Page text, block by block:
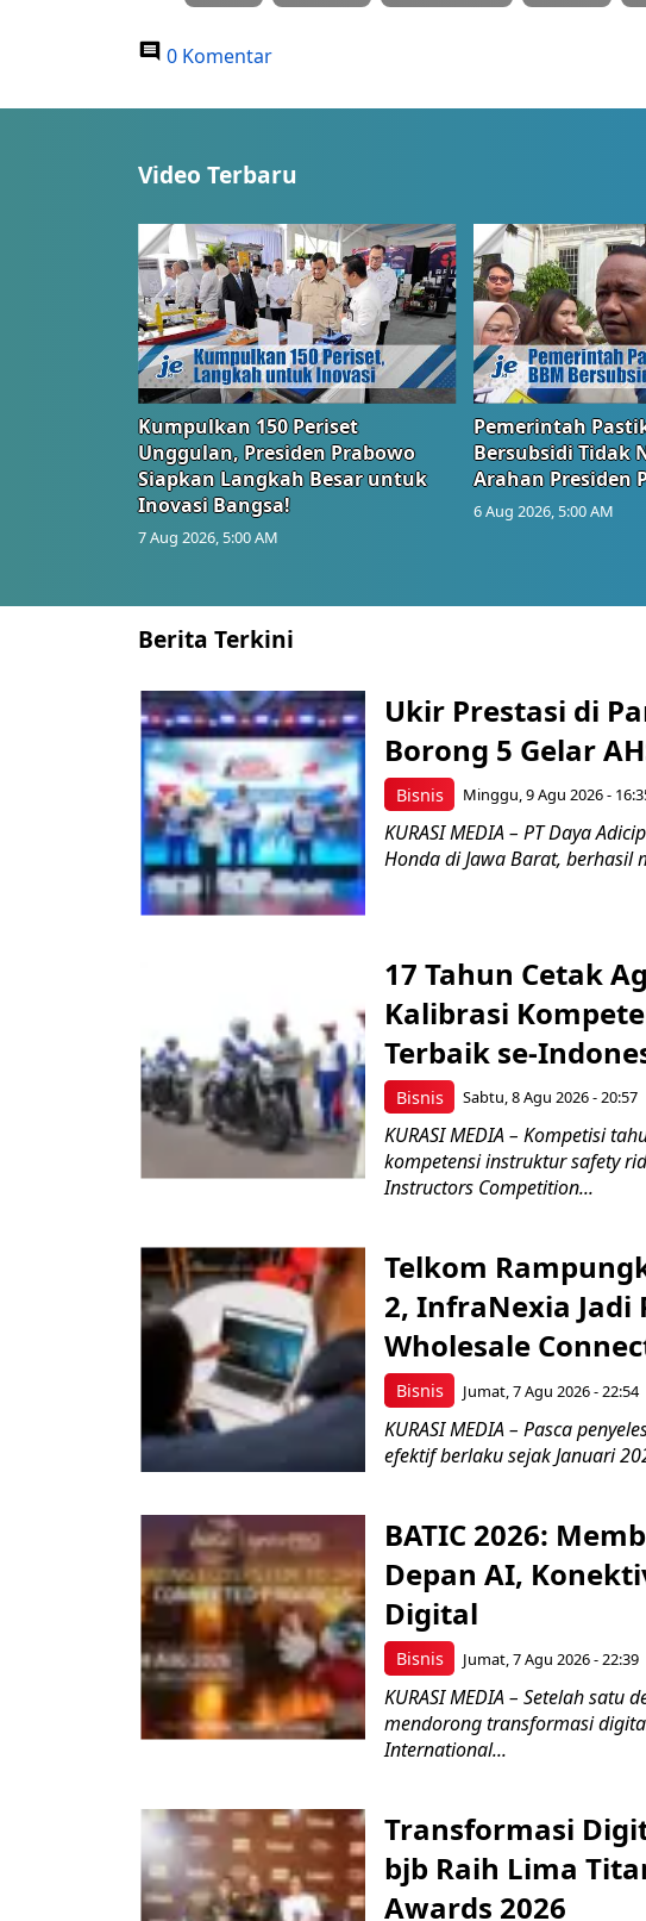
0 Komentar
Video Terbaru
Kumpulkan 150 Periset
Unggulan, Presiden Prabowo
Siapkan Langkah Besar untuk
Inovasi Bangsa!
7 Aug 2026, 5:00 AM
Pemerintah
Bersubsidi Tidak
Arahan Presiden
6 Aug 2026, 5:00 AM
Berita Terkini
Bisnis
Ukir Prestasi di
Borong 5 Gelar
Minggu, 9 Agu 2026 -
KURASI MEDIA – PT Daya
Honda di Jawa Barat, berhasil
Bisnis
17 Tahun Cetak
Kalibrasi
Terbaik se-
Sabtu, 8 Agu 2026 - 20:57
KURASI MEDIA – Kompetisi
kompetensi instruktur safety
Instructors Competition...
Bisnis
Telkom
2, InfraNexia Jadi
Wholesale
Jumat, 7 Agu 2026 - 22:54
KURASI MEDIA – Pasca
efektif berlaku sejak Januari
Bisnis
BATIC 2026:
Depan AI,
Digital
Jumat, 7 Agu 2026 - 22:39
KURASI MEDIA – Setelah
mendorong transformasi
International...
Transformasi
bjb Raih Lima
Awards 2026